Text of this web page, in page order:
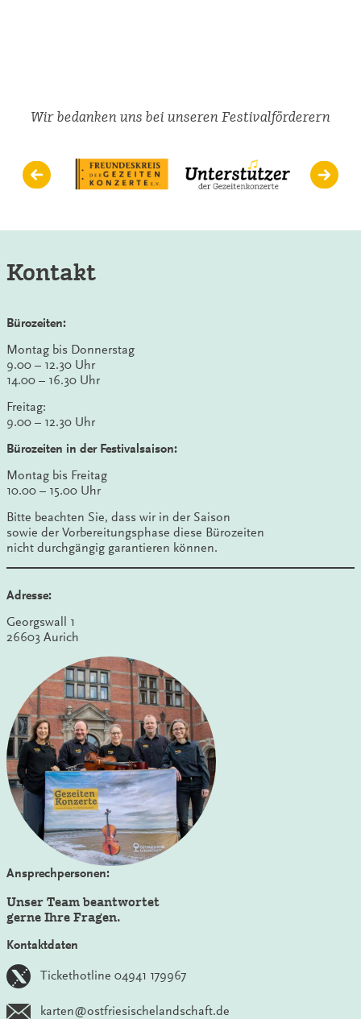
in
Wir bedanken uns bei unseren Festivalförderern
Kontakt
Bürozeiten:
Montag bis Donnerstag
9.00 – 12.30 Uhr
14.00 – 16.30 Uhr
Freitag:
9.00 – 12.30 Uhr
Bürozeiten in der Festivalsaison:
Montag bis Freitag
10.00 – 15.00 Uhr
Bitte beachten Sie, dass wir in der Saison
sowie der Vorbereitungsphase diese Bürozeiten
nicht durchgängig garantieren können.
Adresse:
Georgswall 1
26603 Aurich
Ansprechpersonen:
Unser Team beantwortet
gerne Ihre Fragen.
Kontaktdaten
Tickethotline 04941 179967
karten@ostfriesischelandschaft.de